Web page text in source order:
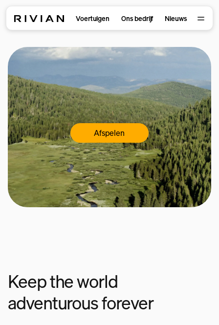
Voertuigen Ons bedrijf Nieuws
Afspelen
Keep the world
adventurous forever